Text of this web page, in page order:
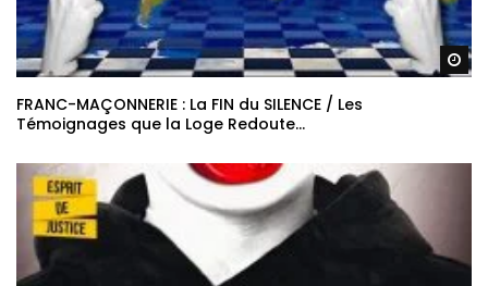
FRANC-MAÇONNERIE : La FIN du SILENCE / Les
Témoignages que la Loge Redoute…